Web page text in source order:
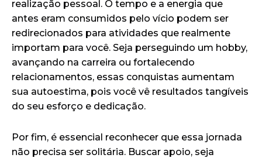
realização pessoal. O tempo e a energia que
antes eram consumidos pelo vício podem ser
redirecionados para atividades que realmente
importam para você. Seja perseguindo um hobby,
avançando na carreira ou fortalecendo
relacionamentos, essas conquistas aumentam
sua autoestima, pois você vê resultados tangíveis
do seu esforço e dedicação.
Por fim, é essencial reconhecer que essa jornada
não precisa ser solitária. Buscar apoio, seja